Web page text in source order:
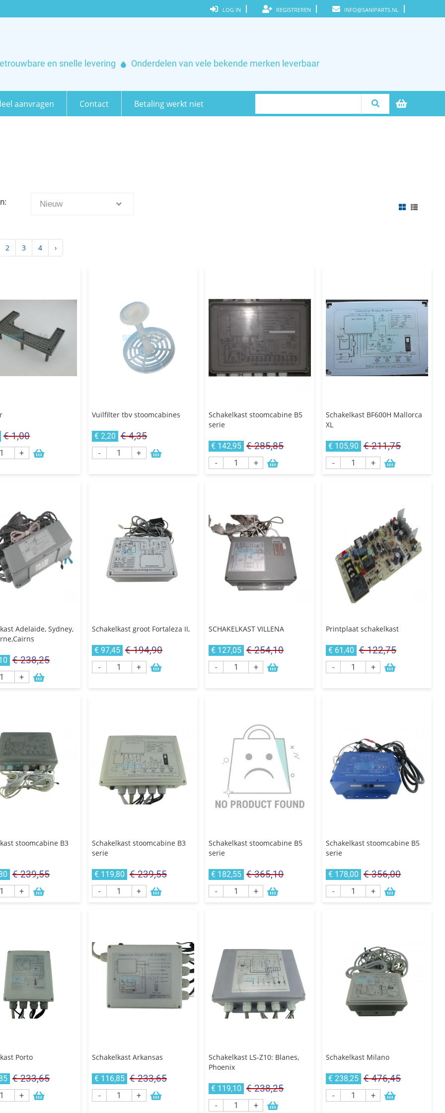
LOG IN REGISTREREN INFO@SANIPARTS.NL
en snelle levering Onderdelen van vele bekende merken leverbaar
aanvragen Contact Betaling werkt niet
Nieuw
2 3 4 ›
€ 1,00
+
Vuilfilter tbv stoomcabines
€ 2,20 € 4,35
- +
Schakelkast stoomcabine B5
serie
€ 142,95 € 285,85
- +
Schakelkast BF600H Mallorca
XL
€ 105,90 € 211,75
- +
Adelaide, Sydney,
€ 238,25
+
Schakelkast groot Fortaleza II,
€ 97,45 € 194,90
- +
SCHAKELKAST VILLENA
€ 127,05 € 254,10
- +
Printplaat schakelkast
€ 61,40 € 122,75
- +
stoomcabine B3
€ 239,55
+
Schakelkast stoomcabine B3
serie
€ 119,80 € 239,55
- +
Schakelkast stoomcabine B5
serie
€ 182,55 € 365,10
- +
Schakelkast stoomcabine B5
serie
€ 178,00 € 356,00
- +
Porto
€ 233,65
+
Schakelkast Arkansas
€ 116,85 € 233,65
- +
Schakelkast LS-Z10: Blanes,
Phoenix
€ 119,10 € 238,25
- +
Schakelkast Milano
€ 238,25 € 476,45
- +